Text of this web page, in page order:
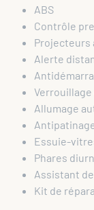
ABS
Contrôle
Projecteurs
Alerte
Allumage
Essuie-
Phares
Assistant
Kit de